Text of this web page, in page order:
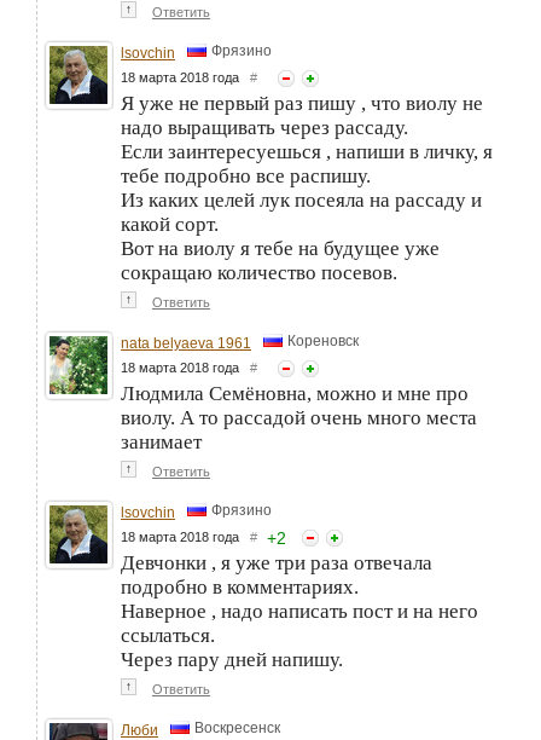
↑ Ответить
lsovchin Фрязино
18 марта 2018 года #
Я уже не первый раз пишу , что виолу не
надо выращивать через рассаду.
Если заинтересуешься , напиши в личку, я
тебе подробно все распишу.
Из каких целей лук посеяла на рассаду и
какой сорт.
Вот на виолу я тебе на будущее уже
сокращаю количество посевов.
↑ Ответить
nata belyaeva 1961 Кореновск
18 марта 2018 года #
Людмила Семёновна, можно и мне про
виолу. А то рассадой очень много места
занимает
↑ Ответить
lsovchin Фрязино
18 марта 2018 года # +2
Девчонки , я уже три раза отвечала
подробно в комментариях.
Наверное , надо написать пост и на него
ссылаться.
Через пару дней напишу.
↑ Ответить
Люби Воскресенск